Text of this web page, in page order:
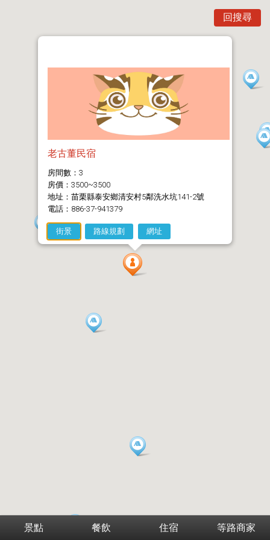
景點 餐飲 住宿 等路商家
回搜尋
老古董民宿
房間數：3
房價：3500~3500
地址：苗栗縣泰安鄉清安村5鄰洗水坑141-2號
電話：886-37-941379
街景 路線規劃 網址